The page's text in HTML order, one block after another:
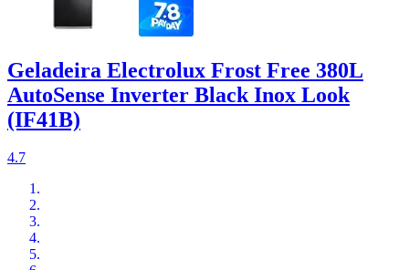
Geladeira Electrolux Frost Free 380L
AutoSense Inverter Black Inox Look
(IF41B)
4.7